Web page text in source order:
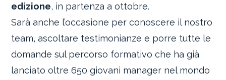
edizione, in partenza a ottobre.
Sarà anche l’occasione per conoscere il nostro
team, ascoltare testimonianze e porre tutte le
domande sul percorso formativo che ha già
lanciato oltre 650 giovani manager nel mondo